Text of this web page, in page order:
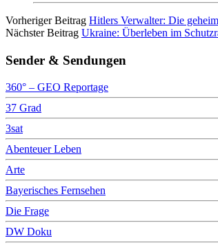
Vorheriger Beitrag Hitlers Verwalter: Die
Nächster Beitrag Ukraine: Überleben im
Sender & Sendungen
360° – GEO Reportage
37 Grad
3sat
Abenteuer Leben
Arte
Bayerisches Fernsehen
Die Frage
DW Doku